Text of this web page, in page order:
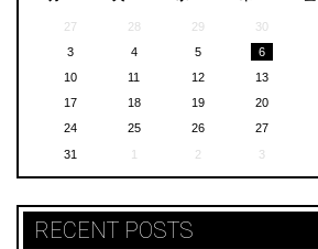
27 28 29 30
3
4 5 6
10
11 12 13
17
18 19 20
24
25 26 27
31
1 2 3
RECENT POSTS